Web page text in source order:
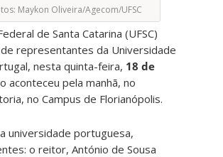
Maykon Oliveira/Agecom/UFSC
de Santa Catarina (UFSC)
representantes da Universidade
nesta quinta-feira, 18 de
aconteceu pela manhã, no
no Campus de Florianópolis.
universidade portuguesa,
o reitor, António de Sousa